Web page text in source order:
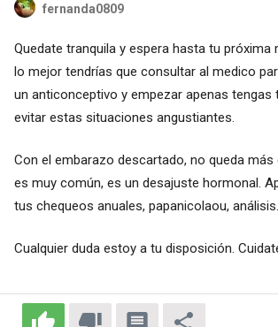
fernanda0809
Quedate tranquila y espera hasta tu próxima
lo mejor tendrías que consultar al medico
un anticonceptivo y empezar apenas tengas
evitar estas situaciones angustiantes.
Con el embarazo descartado, no queda más
es muy común, es un desajuste hormonal.
tus chequeos anuales, papanicolaou,
Cualquier duda estoy a tu disposición.